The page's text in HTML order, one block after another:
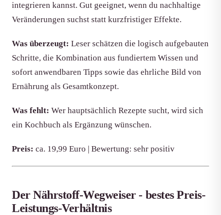
integrieren kannst. Gut geeignet, wenn du nachhaltige
Veränderungen suchst statt kurzfristiger Effekte.
Was überzeugt: Leser schätzen die logisch aufgebauten
Schritte, die Kombination aus fundiertem Wissen und
sofort anwendbaren Tipps sowie das ehrliche Bild von
Ernährung als Gesamtkonzept.
Was fehlt: Wer hauptsächlich Rezepte sucht, wird sich
ein Kochbuch als Ergänzung wünschen.
Preis: ca. 19,99 Euro | Bewertung: sehr positiv
Der Nährstoff-Wegweiser - bestes Preis-
Leistungs-Verhältnis